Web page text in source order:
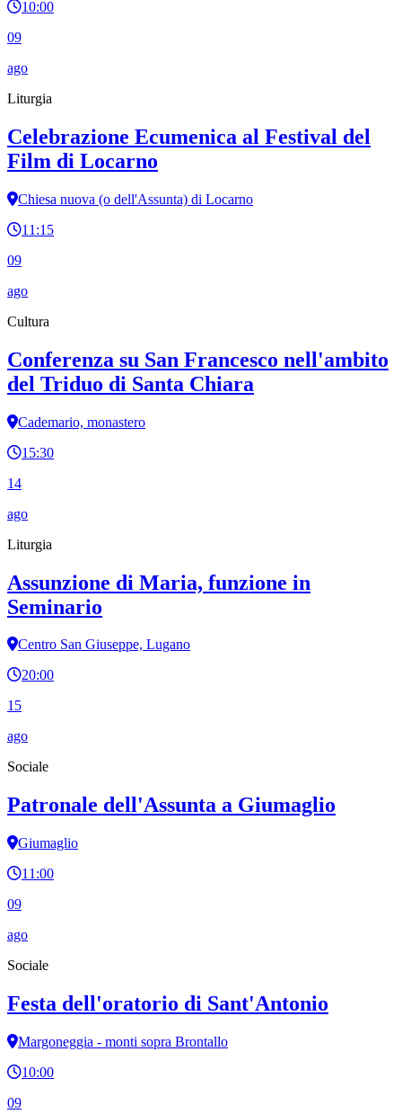
10:00
09
ago
Liturgia
Celebrazione Ecumenica al Festival del
Film di Locarno
Chiesa nuova (o dell'Assunta) di Locarno
11:15
09
ago
Cultura
Conferenza su San Francesco nell'ambito
del Triduo di Santa Chiara
Cademario, monastero
15:30
14
ago
Liturgia
Assunzione di Maria, funzione in
Seminario
Centro San Giuseppe, Lugano
20:00
15
ago
Sociale
Patronale dell'Assunta a Giumaglio
Giumaglio
11:00
09
ago
Sociale
Festa dell'oratorio di Sant'Antonio
Margoneggia - monti sopra Brontallo
10:00
09